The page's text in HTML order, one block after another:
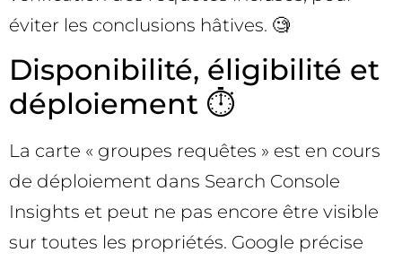
éviter les conclusions hâtives. 🧐
Disponibilité, éligibilité et
déploiement ⏱️
La carte « groupes requêtes » est en cours
de déploiement dans Search Console
Insights et peut ne pas encore être visible
sur toutes les propriétés. Google précise